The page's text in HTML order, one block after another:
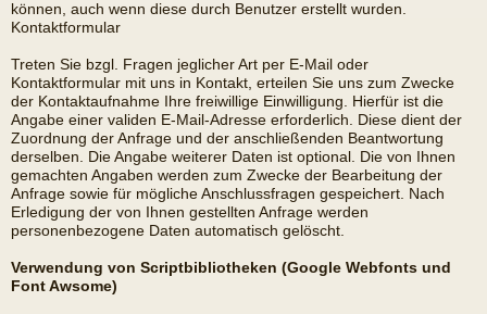
können, auch wenn diese durch Benutzer erstellt wurden.
Kontaktformular
Treten Sie bzgl. Fragen jeglicher Art per E-Mail oder
Kontaktformular mit uns in Kontakt, erteilen Sie uns zum Zwecke
der Kontaktaufnahme Ihre freiwillige Einwilligung. Hierfür ist die
Angabe einer validen E-Mail-Adresse erforderlich. Diese dient der
Zuordnung der Anfrage und der anschließenden Beantwortung
derselben. Die Angabe weiterer Daten ist optional. Die von Ihnen
gemachten Angaben werden zum Zwecke der Bearbeitung der
Anfrage sowie für mögliche Anschlussfragen gespeichert. Nach
Erledigung der von Ihnen gestellten Anfrage werden
personenbezogene Daten automatisch gelöscht.
Verwendung von Scriptbibliotheken (Google Webfonts und
Font Awsome)